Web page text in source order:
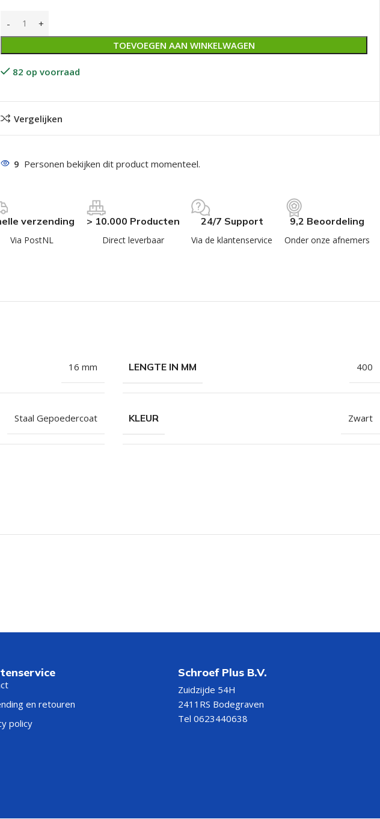
TOEVOEGEN AAN WINKELWAGEN
82 op voorraad
Vergelijken
9 Personen bekijken dit product momenteel.
verzending
Via PostNL
> 10.000 Producten
Direct leverbaar
24/7 Support
Via de klantenservice
9,2 Beoordeling
Onder onze afnemers
16 mm LENGTE IN MM 400
Staal Gepoedercoat KLEUR Zwart
en retouren
policy
Schroef Plus B.V.
Zuidzijde 54H
2411RS Bodegraven
Tel 0623440638